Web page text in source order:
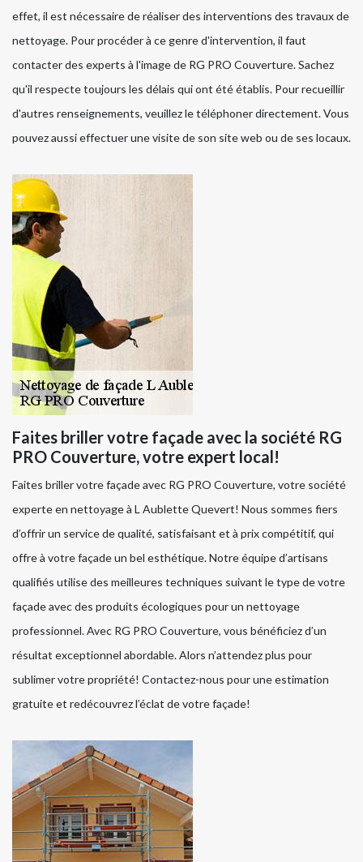
effet, il est nécessaire de réaliser des interventions des travaux de
nettoyage. Pour procéder à ce genre d'intervention, il faut
contacter des experts à l'image de RG PRO Couverture. Sachez
qu'il respecte toujours les délais qui ont été établis. Pour recueillir
d'autres renseignements, veuillez le téléphoner directement. Vous
pouvez aussi effectuer une visite de son site web ou de ses locaux.
Faites briller votre façade avec la société RG
PRO Couverture, votre expert local!
Faites briller votre façade avec RG PRO Couverture, votre société
experte en nettoyage à L Aublette Quevert! Nous sommes fiers
d’offrir un service de qualité, satisfaisant et à prix compétitif, qui
offre à votre façade un bel esthétique. Notre équipe d’artisans
qualifiés utilise des meilleures techniques suivant le type de votre
façade avec des produits écologiques pour un nettoyage
professionnel. Avec RG PRO Couverture, vous bénéficiez d’un
résultat exceptionnel abordable. Alors n’attendez plus pour
sublimer votre propriété! Contactez-nous pour une estimation
gratuite et redécouvrez l’éclat de votre façade!